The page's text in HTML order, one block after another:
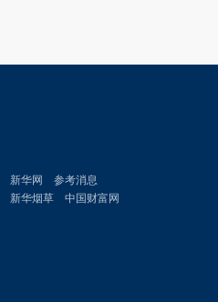
新华网
参考消息
新华烟草
中国财富网